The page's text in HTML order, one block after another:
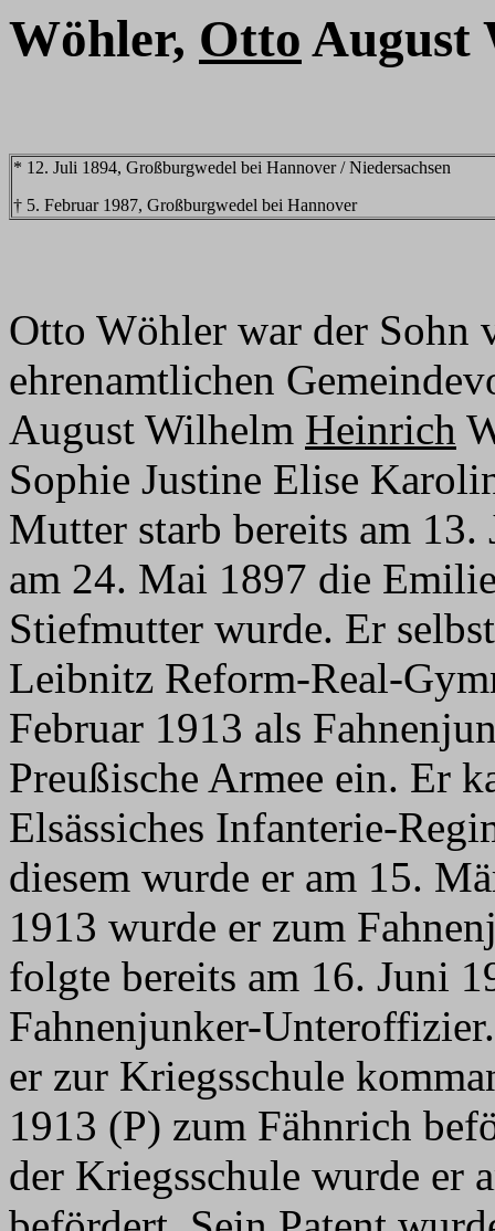
Wöhler, Otto August
* 12. Juli 1894, Großburgwedel bei Hannover / Niedersachsen
† 5. Februar 1987, Großburgwedel bei Hannover
Otto Wöhler war der Sohn
ehrenamtlichen
August Wilhelm Heinrich
Sophie Justine Elise
Mutter starb bereits am 13.
am 24. Mai 1897 die
Stiefmutter wurde. Er
Leibnitz Reform-Real-
Februar 1913 als
Preußische Armee ein. Er
Elsässiches Infanterie-
diesem wurde er am 15.
1913 wurde er zum
folgte bereits am 16. Juni
Fahnenjunker-
er zur Kriegsschule
1913 (P) zum Fähnrich
der Kriegsschule wurde er